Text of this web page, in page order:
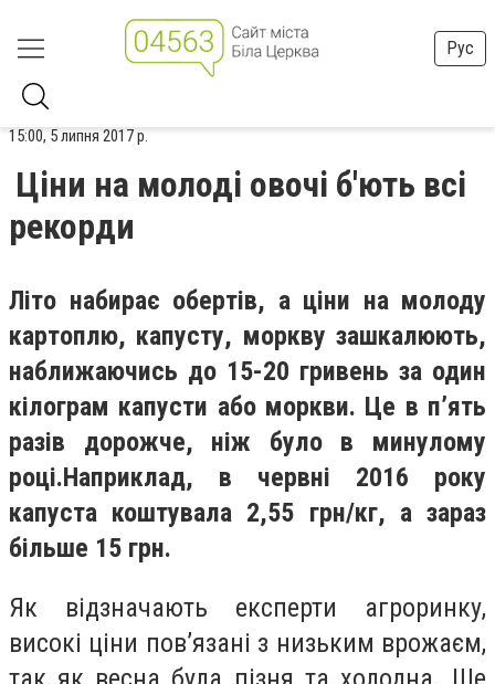
Рус
15:00, 5 липня 2017 р.
Ціни на молоді овочі б'ють всі
рекорди
Літо набирає обертів, а ціни на молоду
картоплю, капусту, моркву зашкалюють,
наближаючись до 15-20 гривень за один
кілограм капусти або моркви. Це в п’ять
разів дорожче, ніж було в минулому
році.Наприклад, в червні 2016 року
капуста коштувала 2,55 грн/кг, а зараз
більше 15 грн.
Як відзначають експерти агроринку,
високі ціни пов’язані з низьким врожаєм,